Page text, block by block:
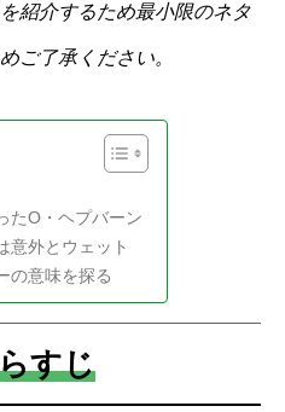
紹介するため最小限のネタ
ご了承ください。
たO・ヘプバーン
意外とウェット
の意味を探る
すじ